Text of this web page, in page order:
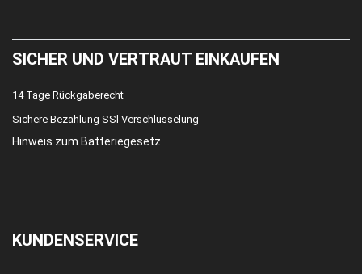
SICHER UND VERTRAUT EINKAUFEN
14 Tage Rückgaberecht
Sichere Bezahlung SSl Verschlüsselung
Hinweis zum Batteriegesetz
KUNDENSERVICE